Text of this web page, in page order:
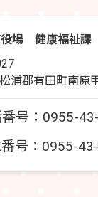
役場 健康福祉課
浦郡有田町南原
号： 0955-
番号：0955-